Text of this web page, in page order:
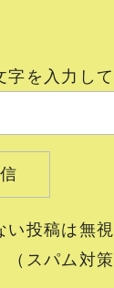
字を入力して
い投稿は無
スパム対策